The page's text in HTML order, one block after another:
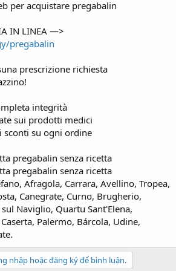
per acquistare pregabalin
IN LINEA —>
pregabalin
prescrizione richiesta
integrità
sui prodotti medici
sconti su ogni ordine
pregabalin senza ricetta
pregabalin senza ricetta
Afragola, Carrara, Avellino, Tropea,
Canegrate, Curno, Brugherio,
Naviglio, Quartu Sant'Elena,
Palermo, Bárcola, Udine,
nhập hoặc đăng ký để bình luận.